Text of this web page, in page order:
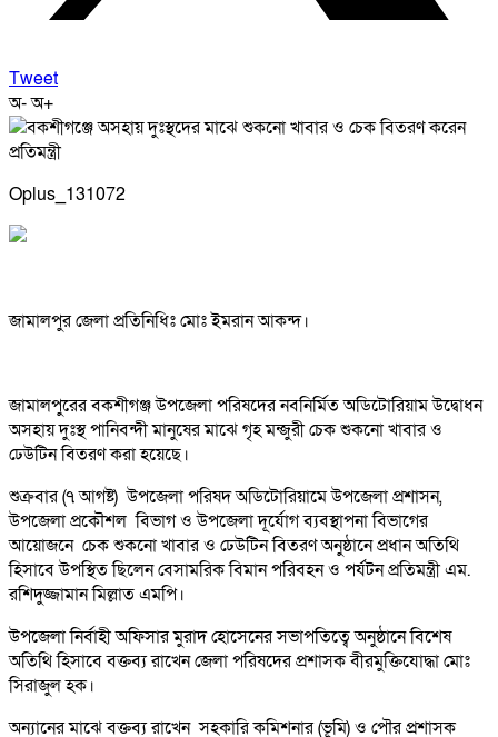
Tweet
অ-অ+
Oplus_131072
জামালপুর জেলা প্রতিনিধিঃ মোঃ ইমরান আকন্দ।
জামালপুরের বকশীগঞ্জ উপজেলা পরিষদের নবনির্মিত অডিটোরিয়াম উদ্বোধন
অসহায় দুঃস্থ পানিবন্দী মানুষের মাঝে গৃহ মন্জুরী চেক শুকনো খাবার ও
ঢেউটিন বিতরণ করা হয়েছে।
শুক্রবার (৭ আগষ্ট) উপজেলা পরিষদ অডিটোরিয়ামে উপজেলা প্রশাসন,
উপজেলা প্রকৌশল বিভাগ ও উপজেলা দূর্যোগ ব্যবস্থাপনা বিভাগের
আয়োজনে চেক শুকনো খাবার ও ঢেউটিন বিতরণ অনুষ্ঠানে প্রধান অতিথি
হিসাবে উপস্থিত ছিলেন বেসামরিক বিমান পরিবহন ও পর্যটন প্রতিমন্ত্রী এম.
রশিদুজ্জামান মিল্লাত এমপি।
উপজেলা নির্বাহী অফিসার মুরাদ হোসেনের সভাপতিত্বে অনুষ্ঠানে বিশেষ
অতিথি হিসাবে বক্তব্য রাখেন জেলা পরিষদের প্রশাসক বীরমুক্তিযোদ্ধা মোঃ
সিরাজুল হক।
অন্যানের মাঝে বক্তব্য রাখেন সহকারি কমিশনার (ভূমি) ও পৌর প্রশাসক